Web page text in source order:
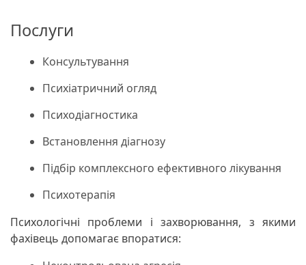
Послуги
Консультування
Психіатричний огляд
Психодіагностика
Встановлення діагнозу
Підбір комплексного ефективного лікування
Психотерапія
Психологічні проблеми і захворювання, з якими
фахівець допомагає впоратися: